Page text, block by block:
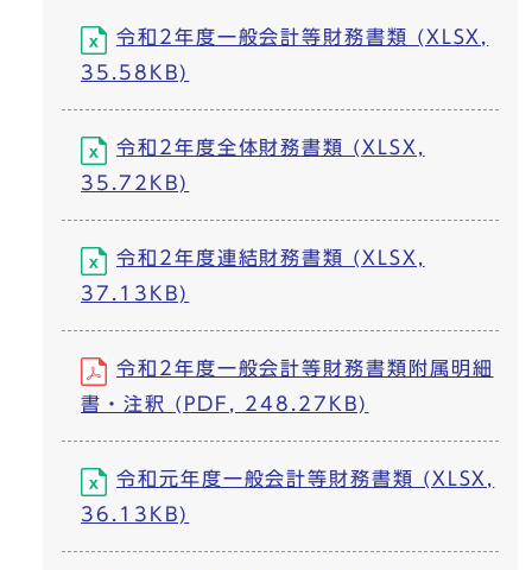
令和2年度一般会計等財務書類 (XLSX,
35.58KB)
令和2年度全体財務書類 (XLSX,
35.72KB)
令和2年度連結財務書類 (XLSX,
37.13KB)
令和2年度一般会計等財務書類附属明細
書・注釈 (PDF, 248.27KB)
令和元年度一般会計等財務書類 (XLSX,
36.13KB)